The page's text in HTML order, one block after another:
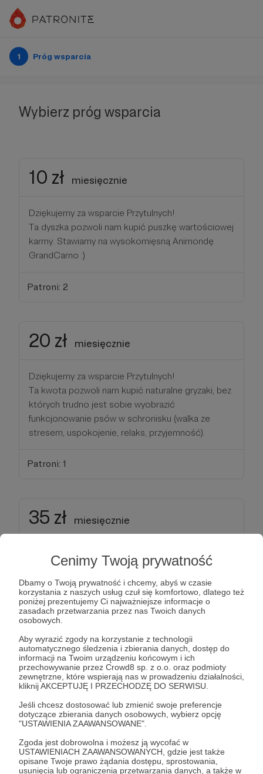
Cenimy Twoją prywatność
Dbamy o Twoją prywatność i chcemy, abyś w czasie
korzystania z naszych usług czuł się komfortowo, dlatego też
poniżej prezentujemy Ci najważniejsze informacje o
zasadach przetwarzania przez nas Twoich danych
osobowych.
Aby wyrazić zgody na korzystanie z technologii
automatycznego śledzenia i zbierania danych, dostęp do
informacji na Twoim urządzeniu końcowym i ich
przechowywanie przez Crowd8 sp. z o.o. oraz podmioty
zewnętrzne, które wspierają nas w prowadzeniu działalności,
kliknij AKCEPTUJĘ I PRZECHODZĘ DO SERWISU.
Jeśli chcesz dostosować lub zmienić swoje preferencje
dotyczące zbierania danych osobowych, wybierz opcję
"USTAWIENIA ZAAWANSOWANE".
Zgoda jest dobrowolna i możesz ją wycofać w
USTAWIENIACH ZAAWANSOWANYCH, gdzie jest także
opisane Twoje prawo żądania dostępu, sprostowania,
usunięcia lub ograniczenia przetwarzania danych, a także w
1 Próg wsparcia
Wybierz próg wsparcia
10 zł miesięcznie
Dziękujemy za wsparcie Przytulnych!
Ta dyszka pozwoli nam kupić puszkę wartościowej
karmy. Stawiamy na wysokomięsną Animondę
GrandCarno :)
Patroni: 2
20 zł miesięcznie
Dziękujemy za wsparcie Przytulnych!
Ta kwota pozwoli nam kupić naturalne gryzaki, bez
których trudno jest sobie wyobrazić
funkcjonowanie psów w schronisku (walka ze
stresem, uspokojenie, relaks, przyjemność).
Patroni: 1
35 zł miesięcznie
Dziękujemy za wsparcie Przytulnych!
Ta kwota pozwoli nam kupić cały listek Forthyronu
800mg, tak niezbędnego do leczenia
niedoczynności tarczycy m.in. u Astora, Sary, Nuty i
Karmi.
Patroni: 1
50 zł
Dziękujemy za wsparcie Przytulnych!
Ta kwota pozwoli nam kupić Simparicę, bez której
trudno jest wyobrazić sobie funkcjonowanie